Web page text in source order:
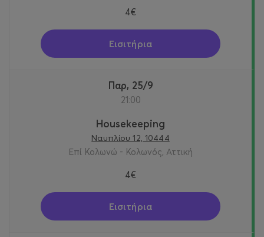
4€
Εισιτήρια
Παρ, 25/9
21:00
Housekeeping
Ναυπλίου 12, 10444
Επί Κολωνώ - Κολωνός, Αττική
4€
Εισιτήρια